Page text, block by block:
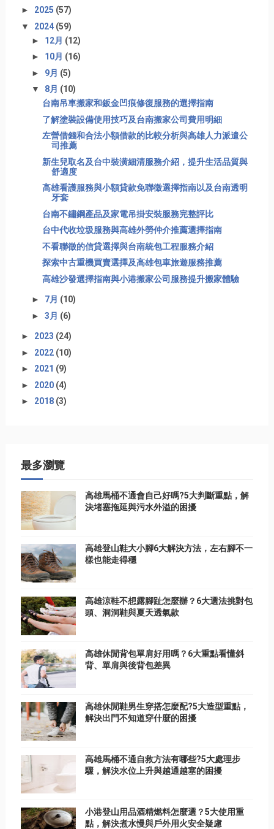
► 2025 (57)
▼ 2024 (59)
► 12月 (12)
► 10月 (16)
► 9月 (5)
▼ 8月 (10)
台南吊車搬家和鈑金凹痕修復服務的選擇指南
了解塗裝設備使用技巧及台南搬家公司費用明細
左營借錢和合法小額借款的比較分析與高雄人力派遣公
司推薦
新生兒取名及台中裝潢細清服務介紹，提升生活品質與
舒適度
高雄看護服務與小額貸款免聯徵選擇指南以及台南透明
牙套
台南不鏽鋼產品及家電吊掛安裝服務完整評比
台中代收垃圾服務與高雄外勞仲介推薦選擇指南
不看聯徵的信貸選擇與台南統包工程服務介紹
探索中古重機買賣選擇及高雄包車旅遊服務推薦
高雄沙發選擇指南與小港搬家公司服務提升搬家體驗
► 7月 (10)
► 3月 (6)
► 2023 (24)
► 2022 (10)
► 2021 (9)
► 2020 (4)
► 2018 (3)
最多瀏覽
高雄馬桶不通會自己好嗎?5大判斷重點，解
決堵塞拖延與污水外溢的困擾
高雄登山鞋大小腳6大解決方法，左右腳不一
樣也能走得穩
高雄涼鞋不想露腳趾怎麼辦？6大選法挑對包
頭、洞洞鞋與夏天透氣款
高雄休閒背包單肩好用嗎？6大重點看懂斜
背、單肩與後背包差異
高雄休閒鞋男生穿搭怎麼配?5大造型重點，
解決出門不知道穿什麼的困擾
高雄馬桶不通自救方法有哪些?5大處理步
驟，解決水位上升與越通越塞的困擾
小港登山用品酒精燃料怎麼選？5大使用重
點，解決煮水慢與戶外用火安全疑慮